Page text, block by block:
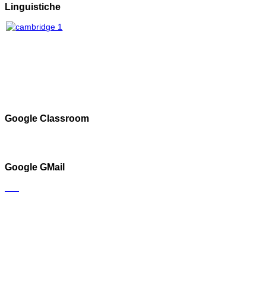
Linguistiche
Google Classroom
Google GMail